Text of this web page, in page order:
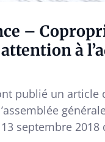
–
à
publié un article
septembre